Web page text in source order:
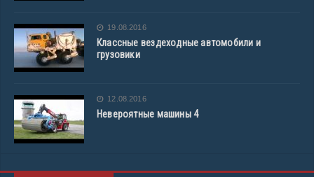
19.08.2016
Классные вездеходные автомобили и
грузовики
12.08.2016
Невероятные машины 4